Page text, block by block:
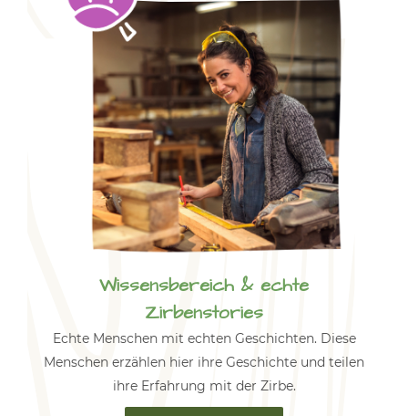
Wissensbereich & echte
Zirbenstories
Echte Menschen mit echten Geschichten. Diese
Menschen erzählen hier ihre Geschichte und teilen
ihre Erfahrung mit der Zirbe.